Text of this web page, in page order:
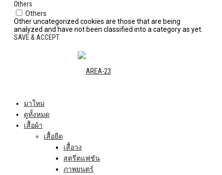
Others
Others
Other uncategorized cookies are those that are being
analyzed and have not been classified into a category as yet.
SAVE & ACCEPT
มาใหม่
ดูทั้งหมด
เสื้อผ้า
เสื้อยืด
เสื้อวง
สตรีตแฟชัน
ภาพยนตร์